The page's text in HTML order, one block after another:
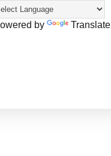
by Translate